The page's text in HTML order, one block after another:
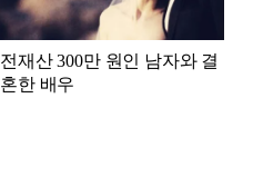
전재산 300만 원인 남자와 결
혼한 배우